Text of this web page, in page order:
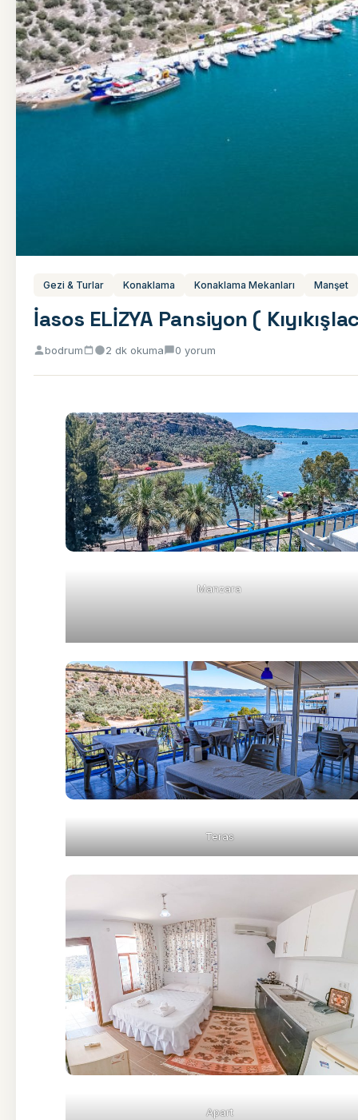
Gezi & Turlar Konaklama Konaklama Mekanları Manşet
İasos ELİZYA Pansiyon (
bodrum 2 dk okuma 0 yorum
Manzara
Teras
Apart